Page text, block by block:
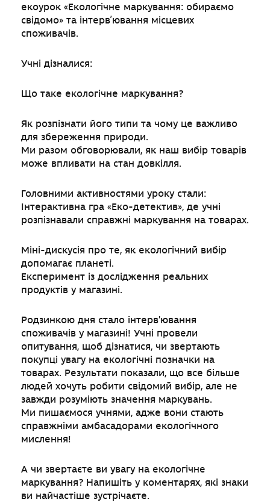
екоурок «Екологічне маркування: обираємо
свідомо» та інтервʼювання місцевих
споживачів.
Учні дізналися:
Що таке екологічне маркування?
Як розпізнати його типи та чому це важливо
для збереження природи.
Ми разом обговорювали, як наш вибір товарів
може впливати на стан довкілля.
Головними активностями уроку стали:
Інтерактивна гра «Еко-детектив», де учні
розпізнавали справжні маркування на товарах.
Міні-дискусія про те, як екологічний вибір
допомагає планеті.
Експеримент із дослідження реальних
продуктів у магазині.
Родзинкою дня стало інтерв'ювання
споживачів у магазині! Учні провели
опитування, щоб дізнатися, чи звертають
покупці увагу на екологічні позначки на
товарах. Результати показали, що все більше
людей хочуть робити свідомий вибір, але не
завжди розуміють значення маркувань.
Ми пишаємося учнями, адже вони стають
справжніми амбасадорами екологічного
мислення!
А чи звертаєте ви увагу на екологічне
маркування? Напишіть у коментарях, які знаки
ви найчастіше зустрічаєте.